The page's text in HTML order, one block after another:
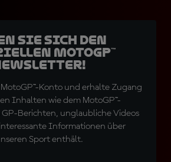
Sie sich den
MotoGP™
Konto und erhalte Zugang
Inhalten wie dem MotoGP™-
GP-Berichten, unglaubliche Videos
Informationen über
Sport enthält.